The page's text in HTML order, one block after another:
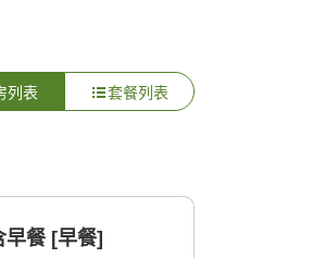
列表 套餐列表
早餐 [早餐]